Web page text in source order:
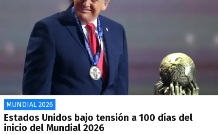
MUNDIAL 2026
Estados Unidos bajo tensión a 100 días del
inicio del Mundial 2026